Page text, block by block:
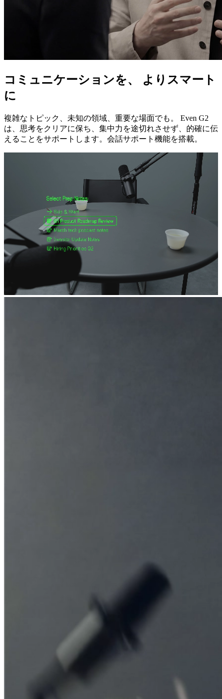
コミュニケーションを、 よりスマート
に
複雑なトピック、未知の領域、重要な場面でも。 Even G2
は、思考をクリアに保ち、集中力を途切れさせず、的確に伝
えることをサポートします。会話サポート機能を搭載。